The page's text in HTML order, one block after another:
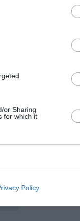
or Sharing
for which it
Policy